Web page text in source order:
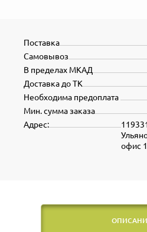
Поставка
Самовывоз
В пределах МКАД
Доставка до ТК
Необходима предоплата
Мин. сумма заказа
офис
Адрес: